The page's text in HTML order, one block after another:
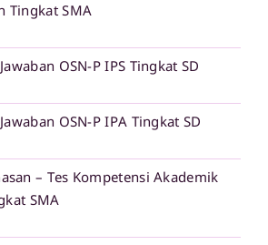
Tingkat SMA
OSN-P IPS Tingkat SD
OSN-P IPA Tingkat SD
– Tes Kompetensi Akademik
SMA